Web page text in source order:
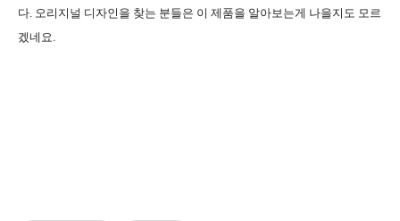
다. 오리지널 디자인을 찾는 분들은 이 제품을 알아보는게 나을지도 모르
겠네요.